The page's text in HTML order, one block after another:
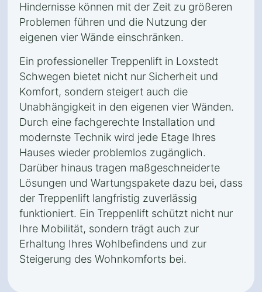
Hindernisse können mit der Zeit zu größeren
Problemen führen und die Nutzung der
eigenen vier Wände einschränken.
Ein professioneller Treppenlift in Loxstedt
Schwegen bietet nicht nur Sicherheit und
Komfort, sondern steigert auch die
Unabhängigkeit in den eigenen vier Wänden.
Durch eine fachgerechte Installation und
modernste Technik wird jede Etage Ihres
Hauses wieder problemlos zugänglich.
Darüber hinaus tragen maßgeschneiderte
Lösungen und Wartungspakete dazu bei, dass
der Treppenlift langfristig zuverlässig
funktioniert. Ein Treppenlift schützt nicht nur
Ihre Mobilität, sondern trägt auch zur
Erhaltung Ihres Wohlbefindens und zur
Steigerung des Wohnkomforts bei.